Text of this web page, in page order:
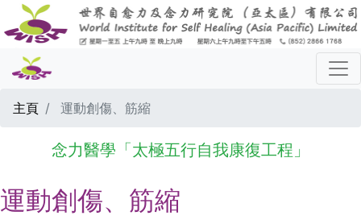
主頁 運動創傷、筋縮
念力醫學「太極五行自我康復工程」
運動創傷、筋縮